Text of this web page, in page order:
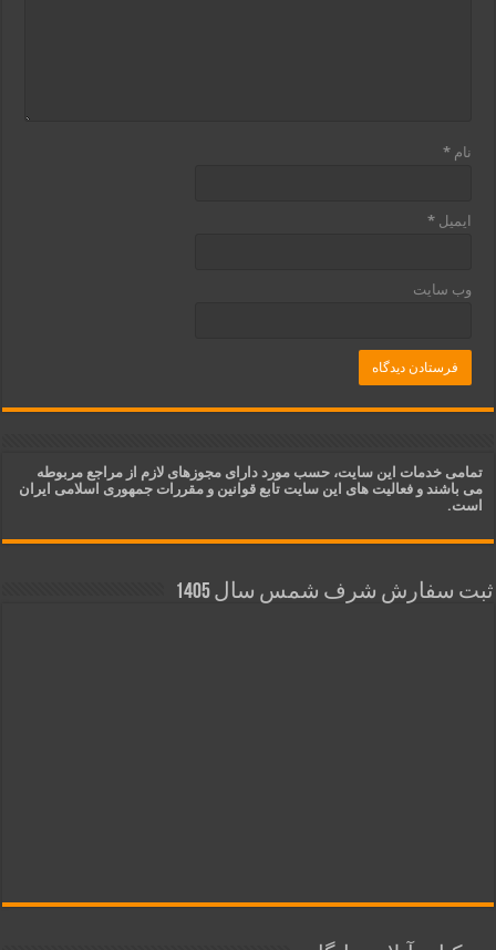
نام*
ایمیل*
وب‌ سایت
تمامی خدمات این سایت، حسب مورد دارای مجوزهای لازم از مراجع مربوطه
می باشند و فعالیت های این سایت تابع قوانین و مقررات جمهوری اسلامی ایران
است.
ثبت سفارش شرف شمس سال 1405